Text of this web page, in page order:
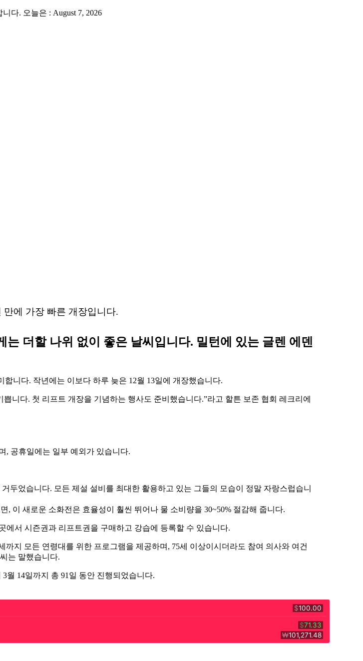
다. 오늘은 : August 7, 2026
에 가장 빠른 개장입니다.
더할 나위 없이 좋은 날씨입니다. 밀턴에 있는 글렌 에덴
합니다. 작년에는 이보다 하루 늦은 12월 13일에 개장했습니다.
니다. 첫 리프트 개장을 기념하는 행사도 준비했습니다.”라고 할튼 보존 협회 레크리에
, 공휴일에는 일부 예외가 있습니다.
두었습니다. 모든 제설 설비를 최대한 활용하고 있는 그들의 모습이 정말 자랑스럽습니
이 새로운 소화전은 효율성이 훨씬 뛰어나 물 소비량을 30~50% 절감해 줍니다.
서 시즌권과 리프트권을 구매하고 강습에 등록할 수 있습니다.
지 모든 연령대를 위한 프로그램을 제공하며, 75세 이상이시더라도 참여 의사와 여건
는 말했습니다.
월 14일까지 총 91일 동안 진행되었습니다.